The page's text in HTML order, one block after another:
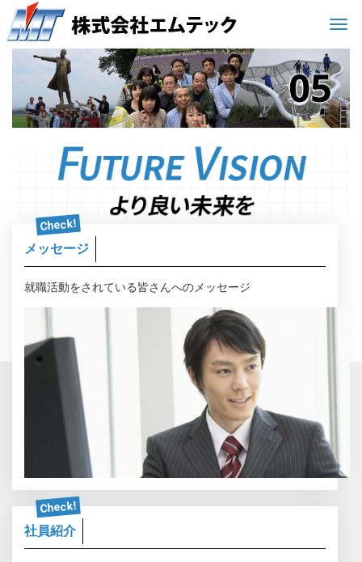
Check!
メッセージ
就職活動をされている皆さんへのメッセージ
Check!
社員紹介